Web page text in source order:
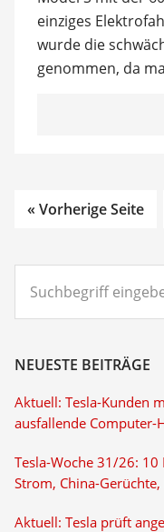
einziges
wurde die
genommen, da
« Vorherige Seite
eingeben...
NEUESTE BEITRÄGE
Aktuell: Tesla-Kunden
ausfallende Computer-
Tesla-Woche 31/26: 10
Strom, China-
Aktuell: Tesla prüft